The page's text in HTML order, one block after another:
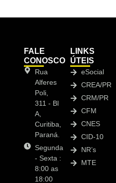
FALE
CONOSCO
Rua
Alferes
Poli,
311 - Bl
A,
Curitiba,
Paraná.
Segunda
- Sexta :
8:00 as
18:00
LINKS
ÚTEIS
eSocial
CREA/PR
CRM/PR
CFM
CNES
CID-10
NR’s
MTE